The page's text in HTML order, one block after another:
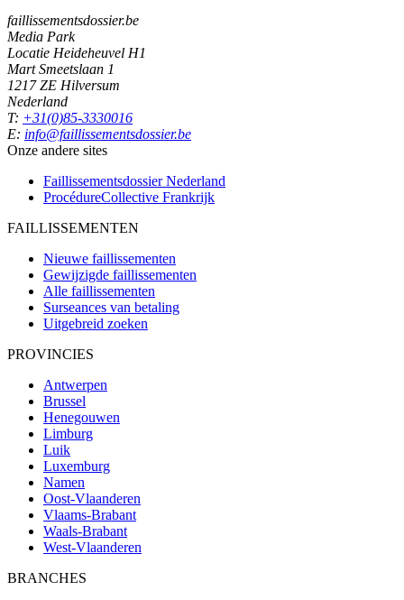
faillissementsdossier.be
Media Park
Locatie Heideheuvel H1
Mart Smeetslaan 1
1217 ZE Hilversum
Nederland
T: +31(0)85-3330016
E: info@faillissementsdossier.be
Onze andere sites
Faillissementsdossier Nederland
ProcédureCollective Frankrijk
FAILLISSEMENTEN
Nieuwe faillissementen
Gewijzigde faillissementen
Alle faillissementen
Surseances van betaling
Uitgebreid zoeken
PROVINCIES
Antwerpen
Brussel
Henegouwen
Limburg
Luik
Luxemburg
Namen
Oost-Vlaanderen
Vlaams-Brabant
Waals-Brabant
West-Vlaanderen
BRANCHES